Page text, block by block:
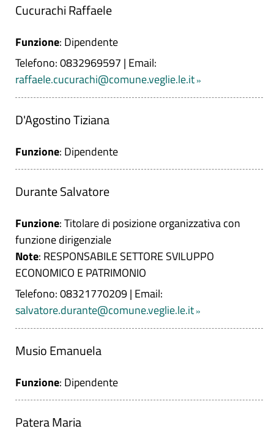
Cucurachi Raffaele
Funzione: Dipendente
Telefono: 0832969597 | Email:
raffaele.cucurachi@comune.veglie.le.it
D'Agostino Tiziana
Funzione: Dipendente
Durante Salvatore
Funzione: Titolare di posizione organizzativa con
funzione dirigenziale
Note: RESPONSABILE SETTORE SVILUPPO
ECONOMICO E PATRIMONIO
Telefono: 08321770209| Email:
salvatore.durante@comune.veglie.le.it
Musio Emanuela
Funzione: Dipendente
Patera Maria